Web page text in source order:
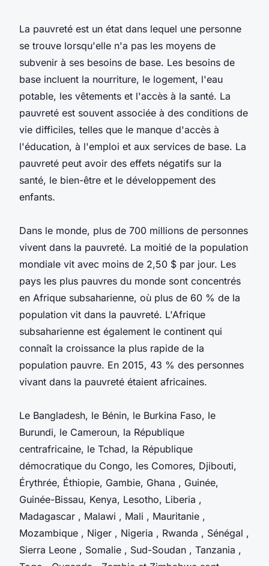
La pauvreté est un état dans lequel une personne
se trouve lorsqu'elle n'a pas les moyens de
subvenir à ses besoins de base. Les besoins de
base incluent la nourriture, le logement, l'eau
potable, les vêtements et l'accès à la santé. La
pauvreté est souvent associée à des conditions de
vie difficiles, telles que le manque d'accès à
l'éducation, à l'emploi et aux services de base. La
pauvreté peut avoir des effets négatifs sur la
santé, le bien-être et le développement des
enfants.
Dans le monde, plus de 700 millions de personnes
vivent dans la pauvreté. La moitié de la population
mondiale vit avec moins de 2,50 $ par jour. Les
pays les plus pauvres du monde sont concentrés
en Afrique subsaharienne, où plus de 60 % de la
population vit dans la pauvreté. L'Afrique
subsaharienne est également le continent qui
connaît la croissance la plus rapide de la
population pauvre. En 2015, 43 % des personnes
vivant dans la pauvreté étaient africaines.
Le Bangladesh, le Bénin, le Burkina Faso, le
Burundi, le Cameroun, la République
centrafricaine, le Tchad, la République
démocratique du Congo, les Comores, Djibouti,
Érythrée, Éthiopie, Gambie, Ghana , Guinée,
Guinée-Bissau, Kenya, Lesotho, Liberia ,
Madagascar , Malawi , Mali , Mauritanie ,
Mozambique , Niger , Nigeria , Rwanda , Sénégal ,
Sierra Leone , Somalie , Sud-Soudan , Tanzania ,